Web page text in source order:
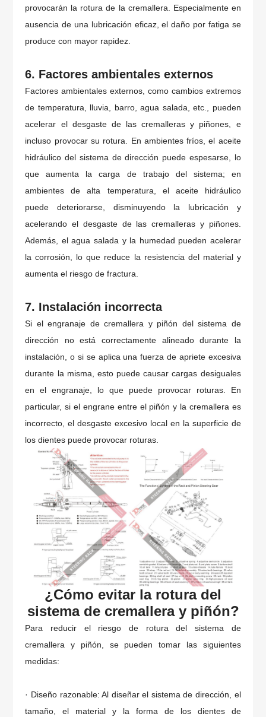
provocarán la rotura de la cremallera. Especialmente en
ausencia de una lubricación eficaz, el daño por fatiga se
produce con mayor rapidez.
6. Factores ambientales externos
Factores ambientales externos, como cambios extremos
de temperatura, lluvia, barro, agua salada, etc., pueden
acelerar el desgaste de las cremalleras y piñones, e
incluso provocar su rotura. En ambientes fríos, el aceite
hidráulico del sistema de dirección puede espesarse, lo
que aumenta la carga de trabajo del sistema; en
ambientes de alta temperatura, el aceite hidráulico
puede deteriorarse, disminuyendo la lubricación y
acelerando el desgaste de las cremalleras y piñones.
Además, el agua salada y la humedad pueden acelerar
la corrosión, lo que reduce la resistencia del material y
aumenta el riesgo de fractura.
7. Instalación incorrecta
Si el engranaje de cremallera y piñón del sistema de
dirección no está correctamente alineado durante la
instalación, o si se aplica una fuerza de apriete excesiva
durante la misma, esto puede causar cargas desiguales
en el engranaje, lo que puede provocar roturas. En
particular, si el engrane entre el piñón y la cremallera es
incorrecto, el desgaste excesivo local en la superficie de
los dientes puede provocar roturas.
¿Cómo evitar la rotura del
sistema de cremallera y piñón?
Para reducir el riesgo de rotura del sistema de
cremallera y piñón, se pueden tomar las siguientes
medidas:
· Diseño razonable: Al diseñar el sistema de dirección, el
tamaño, el material y la forma de los dientes de